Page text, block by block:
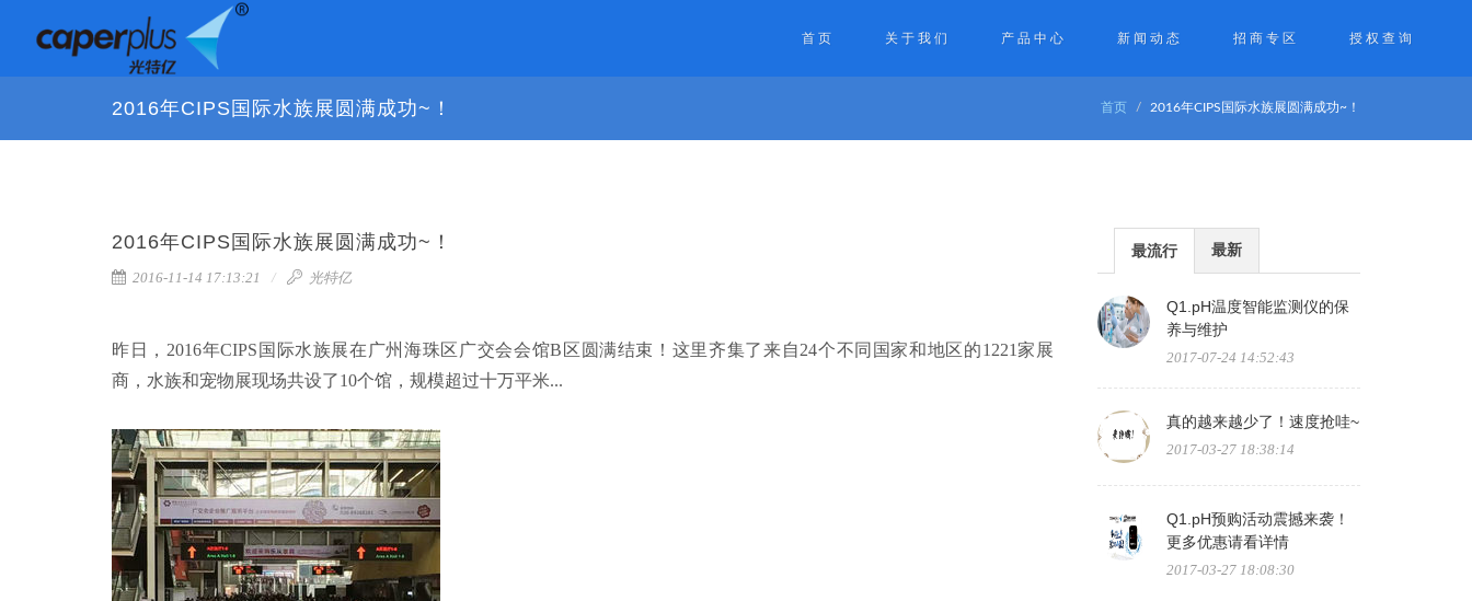
首页 关于我们 产品中心 新闻动态 招商专区 授权查询
2016年CIPS国际水族展圆满成功~！ 首页 2016年CIPS国际水族展圆满成功~！
2016年CIPS国际水族展圆满成功~！
2016-11-14 17:13:21 光特亿
昨日， 2016年CIPS国际水族展在广州海珠区广交会会馆B区 圆满结束！这里齐集了来自24个不同国家和地区的1221家展
商，水族和宠物展现场共设了10个馆，规模超过十万平米...
最流行 最新
Q1.pH温度智能监测仪的保
养与维护
2017-07-24 14:52:43
真的越来越少了！速度抢哇~
2017-03-27 18:38:14
Q1.pH预购活动震撼来袭！
更多优惠请看详情
2017-03-27 18:08:30